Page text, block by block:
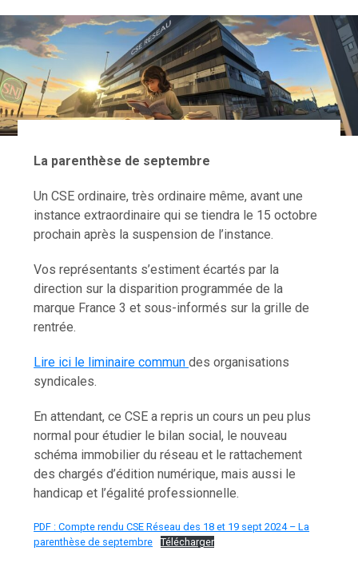
La parenthèse de septembre
Un CSE ordinaire, très ordinaire même, avant une
instance extraordinaire qui se tiendra le 15 octobre
prochain après la suspension de l’instance.
Vos représentants s’estiment écartés par la
direction sur la disparition programmée de la
marque France 3 et sous-informés sur la grille de
rentrée.
Lire ici le liminaire commun des organisations
syndicales.
En attendant, ce CSE a repris un cours un peu plus
normal pour étudier le bilan social, le nouveau
schéma immobilier du réseau et le rattachement
des chargés d’édition numérique, mais aussi le
handicap et l’égalité professionnelle.
PDF : Compte rendu CSE Réseau des 18 et 19 sept 2024 – La
parenthèse de septembre
Télécharger